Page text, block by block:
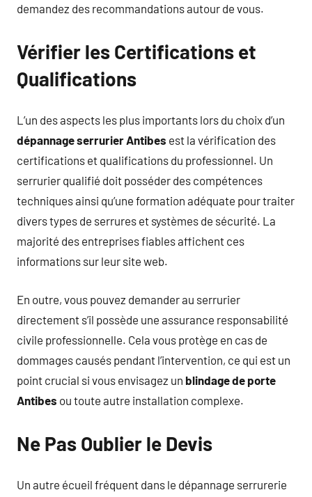
demandez des recommandations autour de vous.
Vérifier les Certifications et
Qualifications
L’un des aspects les plus importants lors du choix d’un
dépannage serrurier Antibes est la vérification des
certifications et qualifications du professionnel. Un
serrurier qualifié doit posséder des compétences
techniques ainsi qu’une formation adéquate pour traiter
divers types de serrures et systèmes de sécurité. La
majorité des entreprises fiables affichent ces
informations sur leur site web.
En outre, vous pouvez demander au serrurier
directement s’il possède une assurance responsabilité
civile professionnelle. Cela vous protège en cas de
dommages causés pendant l’intervention, ce qui est un
point crucial si vous envisagez un blindage de porte
Antibes ou toute autre installation complexe.
Ne Pas Oublier le Devis
Un autre écueil fréquent dans le dépannage serrurerie